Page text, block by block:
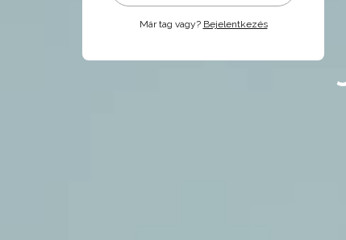
Már tag vagy? Bejelentkezés